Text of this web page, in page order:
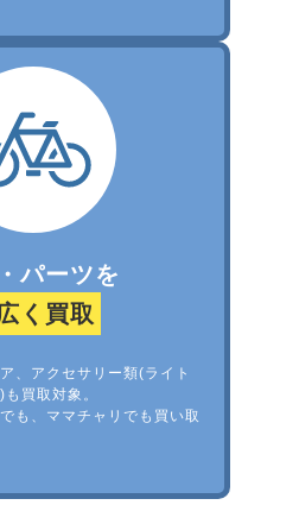
パーツを
く買取
、アクセサリー類(ライト
買取対象。
も、ママチャリでも買い取